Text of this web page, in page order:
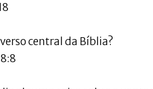
central da Bíblia?